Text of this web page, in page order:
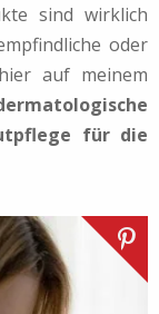
sind wirklich
oder
auf meinem
für die